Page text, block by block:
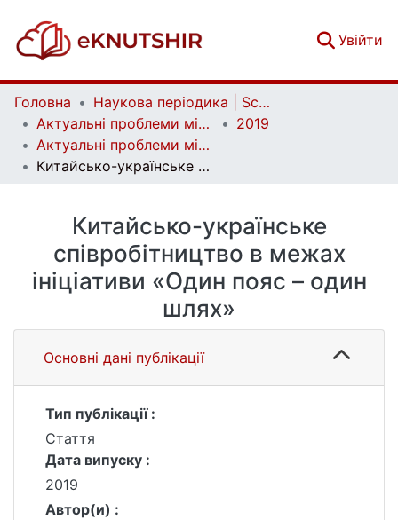
Увійти
Головна
Наукова періодика | Scientific periodicals
Актуальні проблеми міжнародних відносин | Аctual Problems of International Relations
2019
Актуальні проблеми міжнародних відносин. Вип. 138
Китайсько-українське співробітництво в межах ініціативи «Один пояс – один шлях»
Китайсько-українське
співробітництво в межах
ініціативи «Один пояс – один
шлях»
Основні дані публікації
Тип публікації :
Стаття
Дата випуску :
2019
Автор(и) :